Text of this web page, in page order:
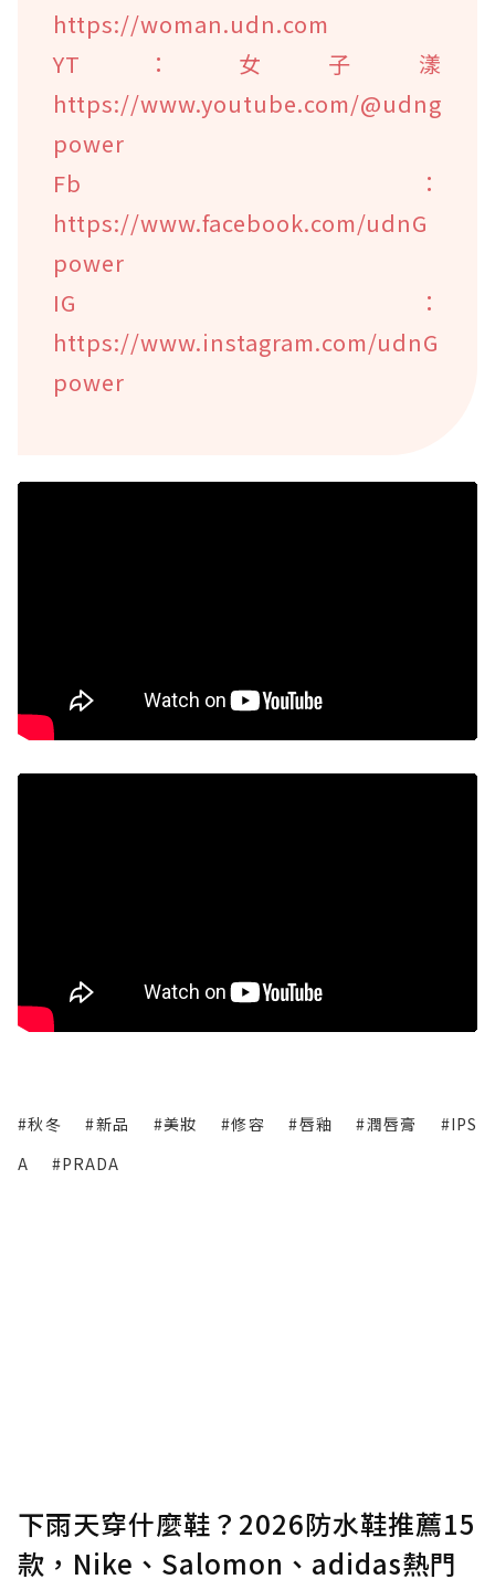
https://woman.udn.com
YT：女子漾
https://www.youtube.com/@udng
power
Fb：
https://www.facebook.com/udnG
power
IG：
https://www.instagram.com/udnG
power
#秋冬 #新品 #美妝 #修容 #唇釉 #潤唇膏
#IPS
A
#PRADA
下雨天穿什麼鞋？2026防水鞋推薦15
款，Nike、Salomon、adidas熱門